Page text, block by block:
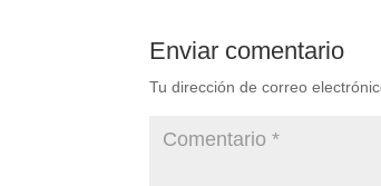
Enviar comentario
Tu dirección de correo